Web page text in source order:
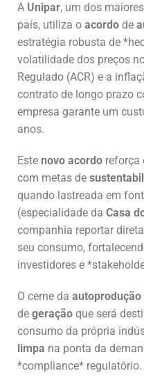
A Unipar, um dos
país, utiliza o acordo de
estratégia robusta de
volatilidade dos preços
Regulado (ACR) e a
contrato de longo prazo
empresa garante um
anos.
Este novo acordo reforça
com metas de
quando lastreada em
(especialidade da Casa
companhia reportar
seu consumo,
investidores e
O cerne da autoprodução
de geração que será
consumo da própria
limpa na ponta da
*compliance* regulatório.